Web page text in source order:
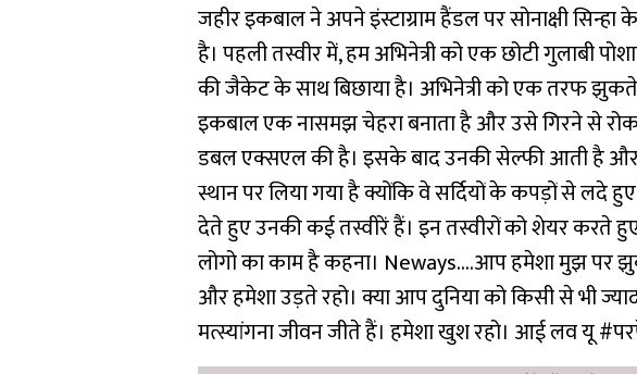
जहीर इकबाल ने अपने इंस्टाग्राम हैंडल पर सोनाक्षी
है। पहली तस्वीर में, हम अभिनेत्री को एक छोटी गुलाबी
की जैकेट के साथ बिछाया है। अभिनेत्री को एक तरफ
इकबाल एक नासमझ चेहरा बनाता है और उसे गिरने से
डबल एक्सएल की है। इसके बाद उनकी सेल्फी आती है और
स्थान पर लिया गया है क्योंकि वे सर्दियों के कपड़ों से
देते हुए उनकी कई तस्वीरें हैं। इन तस्वीरों को शेयर करते
लोगो का काम है कहना। Neways….आप हमेशा मुझ पर
और हमेशा उड़ते रहो। क्या आप दुनिया को किसी से भी
मत्स्यांगना जीवन जीते हैं। हमेशा खुश रहो। आई लव यू